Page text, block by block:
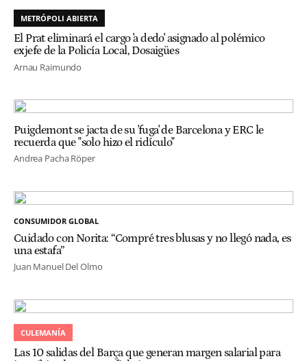
METRÓPOLI ABIERTA
El Prat eliminará el cargo 'a dedo' asignado al polémico
exjefe de la Policía Local, Dosaigües
Arnau Raimundo
Puigdemont se jacta de su 'fuga' de Barcelona y ERC le
recuerda que "solo hizo el ridículo"
Andrea Pacha Röper
CONSUMIDOR GLOBAL
Cuidado con Norita: “Compré tres blusas y no llegó nada, es
una estafa”
Juan Manuel Del Olmo
CULEMANÍA
Las 10 salidas del Barça que generan margen salarial para